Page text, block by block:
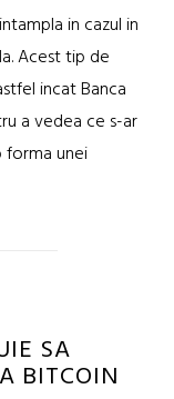
in cazul in
Acest tip de
incat Banca
a vedea ce s-ar
forma unei
SA
BITCOIN